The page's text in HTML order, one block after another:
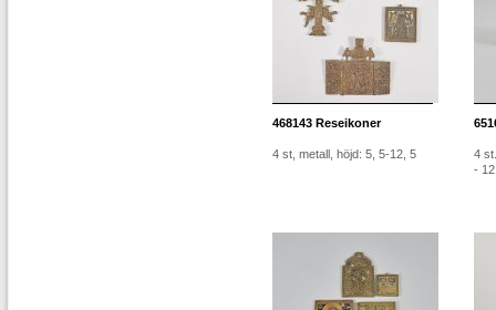
468143 Reseikoner
4 st, metall, höjd: 5, 5-12, 5
4
- 12